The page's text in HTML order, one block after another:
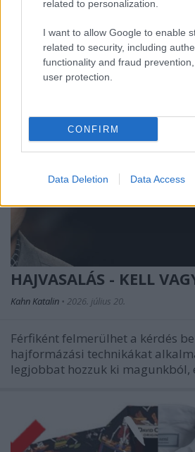
related to personalization.
I want to allow Google to enable
related to security, including
functionality and fraud
user protection.
CONFIRM
Data Deletion Data Access
HAJVASALÁS - KELL
Kahn Katalin • 2026. július 20.
Férfiként felmerülhet a kérdés
hajformázási technikákat
legjobbat hozzuk ki magunkból,